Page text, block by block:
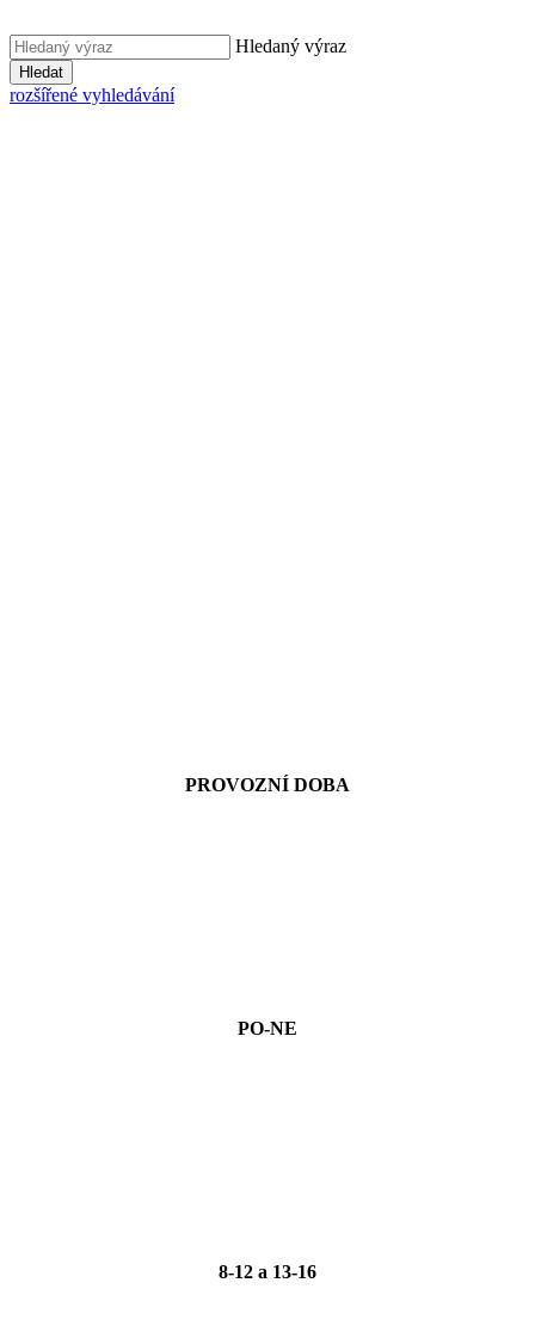
Hledaný výraz
Hledat
rozšířené vyhledávání
PROVOZNÍ DOBA
PO-NE
8-12 a 13-16